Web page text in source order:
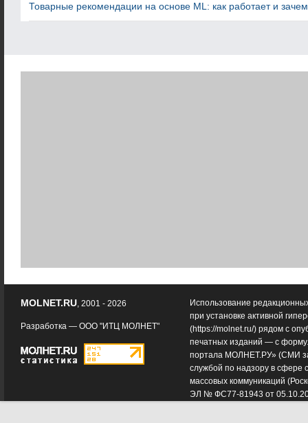
Товарные рекомендации на основе ML: как работает и
Использование
при установке активной
(https://molnet.ru/) рядом с
печатных изданий — с
портала МОЛНЕТ.РУ» (СМИ
службой по надзору в сфере
массовых коммуникаций
ЭЛ № ФС77-81943 от
MOLNET.RU, 2001 - 2026
Разработка — ООО "ИТЦ МОЛНЕТ"